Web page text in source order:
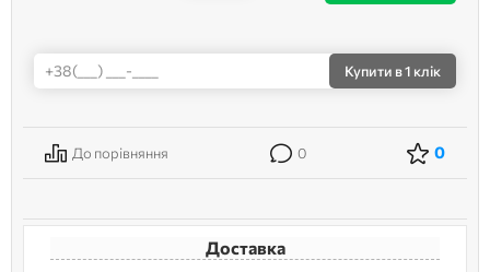
Купити в 1 клік
До порівняння 0 0
Доставка